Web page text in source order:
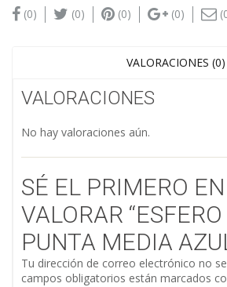
(0)
(0) (0) (0)
VALORACIONES (0)
VALORACIONES
No hay valoraciones aún.
SÉ EL PRIMERO EN
VALORAR
PUNTA MEDIA
Tu dirección de correo electrónico no
campos obligatorios están marcados